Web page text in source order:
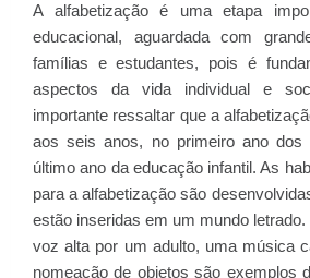
A alfabetização é uma etapa
educacional, aguardada com
famílias e estudantes, pois é
aspectos da vida individual e
importante ressaltar que a
aos seis anos, no primeiro ano dos
último ano da educação infantil. As
para a alfabetização são
estão inseridas em um mundo
voz alta por um adulto, uma música
nomeação de objetos são exemplos